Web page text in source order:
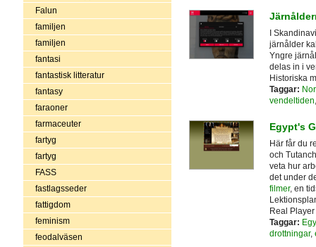
Falun
familjen
familjen
fantasi
fantastisk litteratur
fantasy
faraoner
farmaceuter
fartyg
fartyg
FASS
fastlagsseder
fattigdom
feminism
feodalväsen
I
järnålder
Yngre
delas in i
Historiska
Taggar:
vendeltiden
Egypt's
Här får du
och
veta hur
det under
filmer, en
Real
Taggar:
drottningar,